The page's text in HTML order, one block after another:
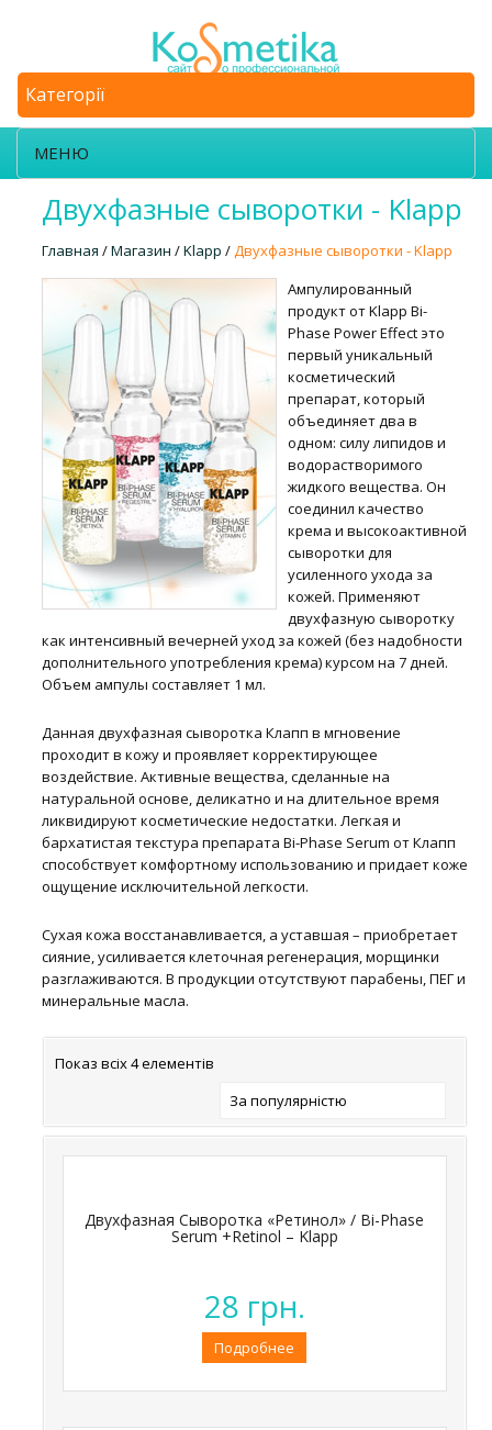
Категорії
МЕНЮ
Двухфазные сыворотки - Klapp
Главная /Магазин /Klapp /Двухфазные сыворотки - Klapp
Ампулированный
продукт от Klapp Bi-
Phase Power Effect это
первый уникальный
косметический
препарат, который
объединяет два в
одном: силу липидов и
водорастворимого
жидкого вещества. Он
соединил качество
крема и высокоактивной
сыворотки для
усиленного ухода за
кожей. Применяют
двухфазную сыворотку
как интенсивный вечерней уход за кожей (без надобности
дополнительного употребления крема) курсом на 7 дней.
Объем ампулы составляет 1 мл.
Данная двухфазная сыворотка Клапп в мгновение
проходит в кожу и проявляет корректирующее
воздействие. Активные вещества, сделанные на
натуральной основе, деликатно и на длительное время
ликвидируют косметические недостатки. Легкая и
бархатистая текстура препарата Bi-Phase Serum от Клапп
способствует комфортному использованию и придает коже
ощущение исключительной легкости.
Сухая кожа восстанавливается, а уставшая – приобретает
сияние, усиливается клеточная регенерация, морщинки
разглаживаются. В продукции отсутствуют парабены, ПЕГ и
минеральные масла.
Показ всіх 4 елементів
За популярністю
Двухфазная Сыворотка «Ретинол» / Bi-Phase
Serum +Retinol – Klapp
28 грн.
Подробнее